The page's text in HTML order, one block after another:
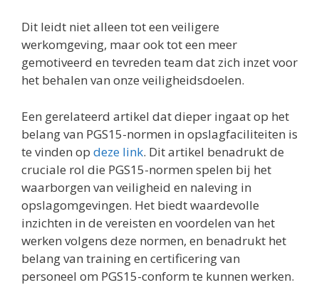
Dit leidt niet alleen tot een veiligere
werkomgeving, maar ook tot een meer
gemotiveerd en tevreden team dat zich inzet voor
het behalen van onze veiligheidsdoelen.
Een gerelateerd artikel dat dieper ingaat op het
belang van PGS15-normen in opslagfaciliteiten is
te vinden op deze link. Dit artikel benadrukt de
cruciale rol die PGS15-normen spelen bij het
waarborgen van veiligheid en naleving in
opslagomgevingen. Het biedt waardevolle
inzichten in de vereisten en voordelen van het
werken volgens deze normen, en benadrukt het
belang van training en certificering van
personeel om PGS15-conform te kunnen werken.